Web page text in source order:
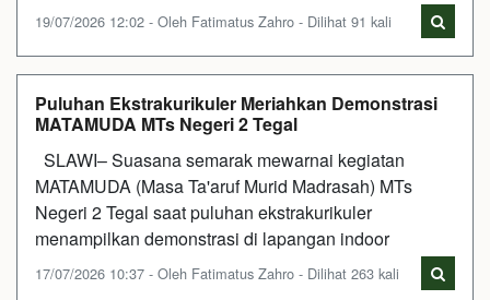
19/07/2026 12:02 - Oleh Fatimatus Zahro - Dilihat 91 kali
Puluhan Ekstrakurikuler Meriahkan Demonstrasi
MATAMUDA MTs Negeri 2 Tegal
SLAWI– Suasana semarak mewarnai kegiatan
MATAMUDA (Masa Ta'aruf Murid Madrasah) MTs
Negeri 2 Tegal saat puluhan ekstrakurikuler
menampilkan demonstrasi di lapangan indoor
17/07/2026 10:37 - Oleh Fatimatus Zahro - Dilihat 263 kali